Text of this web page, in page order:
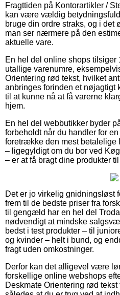
Fragttiden på Kontorartikler /
kan være vældig betydningsfuld
bruge din ordre straks, og i det
man ser nærmere på den
aktuelle vare.
En hel del online shops tilsiger
utallige varenumre,
Orientering rød tekst, hvilket
anbringes forinden et nøjagtigt
til at kunne nå at få varerne
hjem.
En hel del webbutikker byder
forbeholdt når du handler for
foretrække den mest betalelige
– ligegyldigt om du bor ved
– er at få bragt dine produkter
Det er jo virkelig gnidningsløst
frem til de bedste priser fra
til gengæld har en hel del
nødvendigt at mindske
bedst i test produkter – til
og kvinder – helt i bund, og
fragt uden omkostninger.
Derfor kan det alligevel være
forskellige online webshops
Deskmate Orientering rød